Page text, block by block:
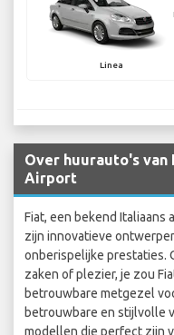
Linea
Over huurauto's
Airport
Fiat, een bekend Italiaans
zijn innovatieve
onberispelijke prestaties.
zaken of plezier, je zou
betrouwbare metgezel
betrouwbare en stijlvolle
modellen die perfect zijn